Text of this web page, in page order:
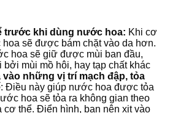
trước khi dùng nước hoa: Khi cơ
sẽ được bám chặt vào da hơn.
hoa sẽ giữ được mùi ban đầu,
bởi mùi mồ hôi, hay tạp chất khác
vào những vị trí mạch đập, tỏa
: Điều này giúp nước hoa được tỏa
hoa sẽ tỏa ra không gian theo
cơ thể. Điển hình, bạn nên xịt vào